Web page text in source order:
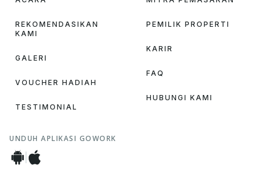
REKOMENDASIKAN
KAMI
GALERI
VOUCHER HADIAH
TESTIMONIAL
PEMILIK PROPERTI
KARIR
FAQ
HUBUNGI KAMI
UNDUH APLIKASI GOWORK